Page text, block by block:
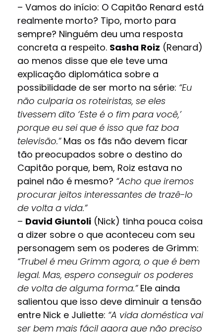
– Vamos do início: O Capitão Renard está
realmente morto? Tipo, morto para
sempre? Ninguém deu uma resposta
concreta a respeito. Sasha Roiz (Renard)
ao menos disse que ele teve uma
explicação diplomática sobre a
possibilidade de ser morto na série: “Eu
não culparia os roteiristas, se eles
tivessem dito ‘Este é o fim para você,’
porque eu sei que é isso que faz boa
televisão.”Mas os fãs não devem ficar
tão preocupados sobre o destino do
Capitão porque, bem, Roiz estava no
painel não é mesmo? “Acho que iremos
procurar jeitos interessantes de trazê-lo
de volta a vida.”
– David Giuntoli(Nick) tinha pouca coisa
a dizer sobre o que aconteceu com seu
personagem sem os poderes de Grimm:
“Trubel é meu Grimm agora, o que é bem
legal. Mas, espero conseguir os poderes
de volta de alguma forma.”Ele ainda
salientou que isso deve diminuir a tensão
entre Nick e Juliette: “A vida doméstica vai
ser bem mais fácil agora que não preciso